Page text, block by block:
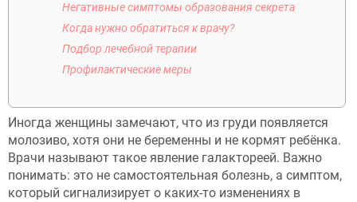
Негативные симптомы образования секрета
Когда нужно обратиться к врачу?
Подбор лечебной терапии
Профилактические меры
Иногда женщины замечают, что из груди появляется
молозиво, хотя они не беременны и не кормят ребёнка.
Врачи называют такое явление галактореей. Важно
понимать: это не самостоятельная болезнь, а симптом,
который сигнализирует о каких-то изменениях в